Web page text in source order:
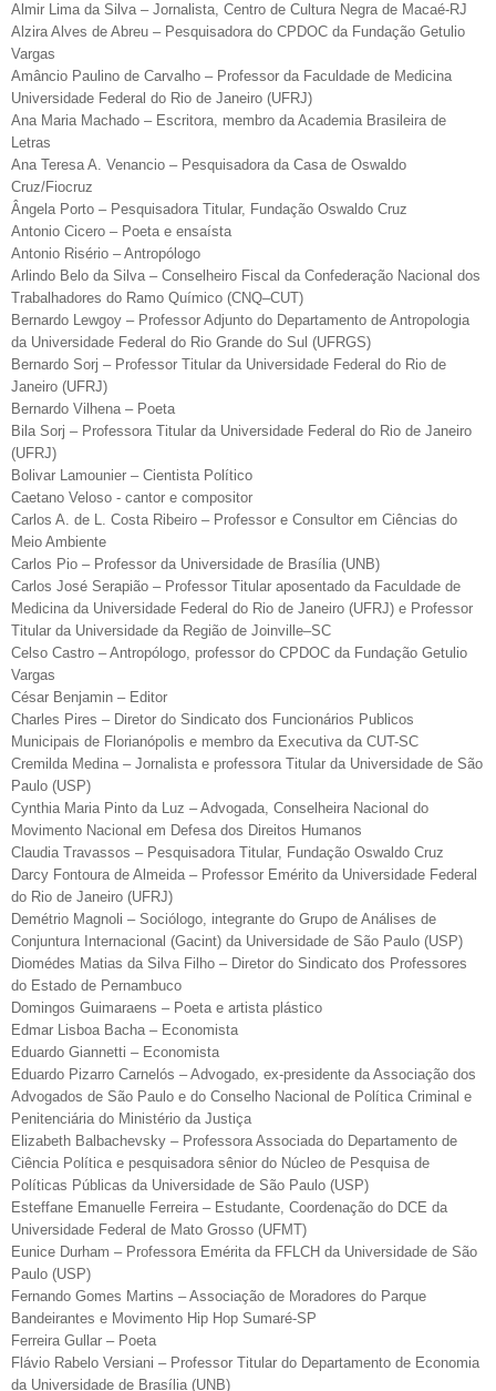
Almir Lima da Silva – Jornalista, Centro de Cultura Negra de Macaé-RJ
Alzira Alves de Abreu – Pesquisadora do CPDOC da Fundação Getulio
Vargas
Amâncio Paulino de Carvalho – Professor da Faculdade de Medicina
Universidade Federal do Rio de Janeiro (UFRJ)
Ana Maria Machado – Escritora, membro da Academia Brasileira de
Letras
Ana Teresa A. Venancio – Pesquisadora da Casa de Oswaldo
Cruz/Fiocruz
Ângela Porto – Pesquisadora Titular, Fundação Oswaldo Cruz
Antonio Cicero – Poeta e ensaísta
Antonio Risério – Antropólogo
Arlindo Belo da Silva – Conselheiro Fiscal da Confederação Nacional dos
Trabalhadores do Ramo Químico (CNQ–CUT)
Bernardo Lewgoy – Professor Adjunto do Departamento de Antropologia
da Universidade Federal do Rio Grande do Sul (UFRGS)
Bernardo Sorj – Professor Titular da Universidade Federal do Rio de
Janeiro (UFRJ)
Bernardo Vilhena – Poeta
Bila Sorj – Professora Titular da Universidade Federal do Rio de Janeiro
(UFRJ)
Bolivar Lamounier – Cientista Político
Caetano Veloso - cantor e compositor
Carlos A. de L. Costa Ribeiro – Professor e Consultor em Ciências do
Meio Ambiente
Carlos Pio – Professor da Universidade de Brasília (UNB)
Carlos José Serapião – Professor Titular aposentado da Faculdade de
Medicina da Universidade Federal do Rio de Janeiro (UFRJ) e Professor
Titular da Universidade da Região de Joinville–SC
Celso Castro – Antropólogo, professor do CPDOC da Fundação Getulio
Vargas
César Benjamin – Editor
Charles Pires – Diretor do Sindicato dos Funcionários Publicos
Municipais de Florianópolis e membro da Executiva da CUT-SC
Cremilda Medina – Jornalista e professora Titular da Universidade de São
Paulo (USP)
Cynthia Maria Pinto da Luz – Advogada, Conselheira Nacional do
Movimento Nacional em Defesa dos Direitos Humanos
Claudia Travassos – Pesquisadora Titular, Fundação Oswaldo Cruz
Darcy Fontoura de Almeida – Professor Emérito da Universidade Federal
do Rio de Janeiro (UFRJ)
Demétrio Magnoli – Sociólogo, integrante do Grupo de Análises de
Conjuntura Internacional (Gacint) da Universidade de São Paulo (USP)
Diomédes Matias da Silva Filho – Diretor do Sindicato dos Professores
do Estado de Pernambuco
Domingos Guimaraens – Poeta e artista plástico
Edmar Lisboa Bacha – Economista
Eduardo Giannetti – Economista
Eduardo Pizarro Carnelós – Advogado, ex-presidente da Associação dos
Advogados de São Paulo e do Conselho Nacional de Política Criminal e
Penitenciária do Ministério da Justiça
Elizabeth Balbachevsky – Professora Associada do Departamento de
Ciência Política e pesquisadora sênior do Núcleo de Pesquisa de
Políticas Públicas da Universidade de São Paulo (USP)
Esteffane Emanuelle Ferreira – Estudante, Coordenação do DCE da
Universidade Federal de Mato Grosso (UFMT)
Eunice Durham – Professora Emérita da FFLCH da Universidade de São
Paulo (USP)
Fernando Gomes Martins – Associação de Moradores do Parque
Bandeirantes e Movimento Hip Hop Sumaré-SP
Ferreira Gullar – Poeta
Flávio Rabelo Versiani – Professor Titular do Departamento de Economia
da Universidade de Brasília (UNB)